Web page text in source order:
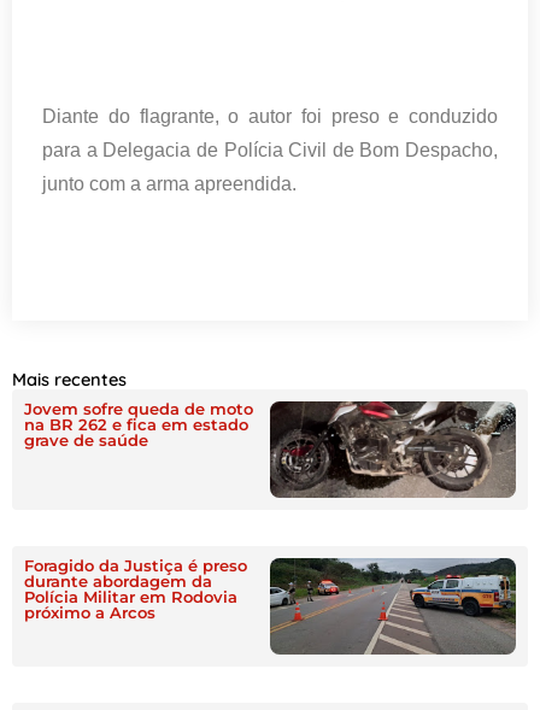
Diante do flagrante, o autor foi preso e conduzido
para a Delegacia de Polícia Civil de Bom Despacho,
junto com a arma apreendida.
Mais recentes
Jovem sofre queda de moto
na BR 262 e fica em estado
grave de saúde
Foragido da Justiça é preso
durante abordagem da
Polícia Militar em Rodovia
próximo a Arcos